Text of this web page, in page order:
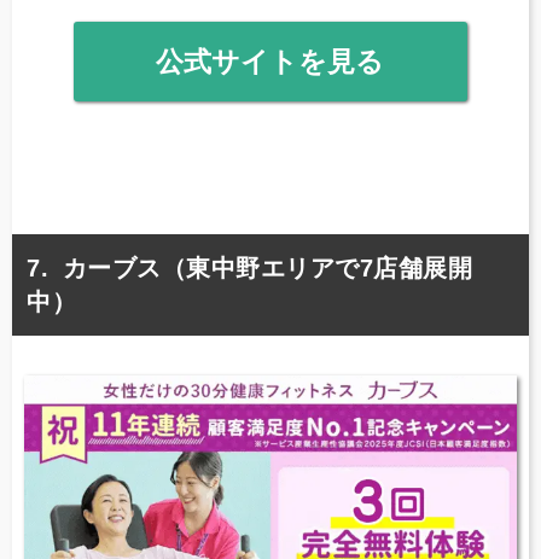
公式サイトを見る
カーブス（東中野エリアで7店舗展開
中）